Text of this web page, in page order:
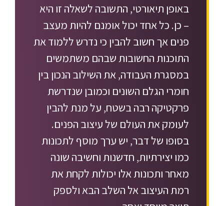
באופן תיאורטי, התשובה לשאלה זו היא
– כן. כל אחד יכול אומנם להיות מעצב
פנים אך חשוב להבין כי נדרש ללמוד את
התוכנות החשובות שבהם משתמשים
במסגרת העבודה, את השילוב הנכון בין
חומרי הגלם השונים וכמובן שנדרשת
פרקטיקה רבה בשטח, על מנת להבין
לעומק את העולם של עיצוב הפנים.
בסופו של דבר, יש ערך מוסף לתכונות
כמו יצירתיות, חדשנות וחשיבה שונה
מאחר ותכונות אלו יכולות לקחת את
רמת העיצוב אל השלב הבא ולספק